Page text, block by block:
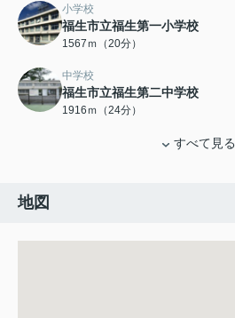
小学校
福生市立福生第一小学校
1567ｍ（20分）
中学校
福生市立福生第二中学校
1916ｍ（24分）
すべて見る
地図